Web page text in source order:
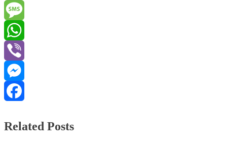
Email
Message
WhatsApp
Viber
Messenger
Related Posts